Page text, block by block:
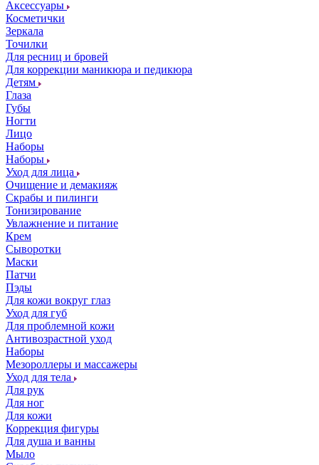
Аксессуары
Косметички
Зеркала
Точилки
Для ресниц и бровей
Для коррекции маникюра и педикюра
Детям
Глаза
Губы
Ногти
Лицо
Наборы
Наборы
Уход для лица
Очищение и демакияж
Скрабы и пилинги
Тонизирование
Увлажнение и питание
Крем
Сыворотки
Маски
Патчи
Пэды
Для кожи вокруг глаз
Уход для губ
Для проблемной кожи
Антивозрастной уход
Наборы
Мезороллеры и массажеры
Уход для тела
Для рук
Для ног
Для кожи
Коррекция фигуры
Для душа и ванны
Мыло